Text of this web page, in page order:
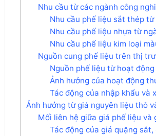
Nhu cầu từ các ngành công
Nhu cầu phế liệu sắt thép
Nhu cầu phế liệu nhựa từ
Nhu cầu phế liệu kim loại
Nguồn cung phế liệu trên thị
Nguồn phế liệu từ hoạt
Ảnh hưởng của hoạt động
Tác động của nhập khẩu và
Ảnh hưởng từ giá nguyên liệu thô
Mối liên hệ giữa giá phế liệu và
Tác động của giá quặng